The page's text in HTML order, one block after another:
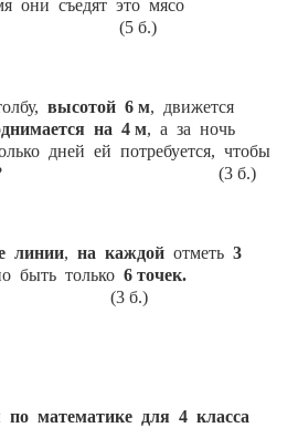
они съедят это мясо
б.)
высотой 6 м, движется
на 4 м, а за ночь
дней ей потребуется, чтобы
вершины? (3 б.)
линии, на каждой отметь 3
быть только 6 точек.
математике для 4 класса